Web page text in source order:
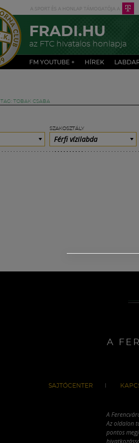
FRADI.HU
az FTC hivatalos honlapja
FM YOUTUBE + HÍREK
TAG: TOBAK CSABA
SZAKOSZTÁLY
Férfi vízilabda
A
SAJTÓCENTER
A
Az oldalon
pontos